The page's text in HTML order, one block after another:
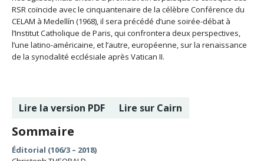
RSR coïncide avec le cinquantenaire de la célèbre Conférence du
CELAM à Medellín (1968), il sera précédé d’une soirée-débat à
l’Institut Catholique de Paris, qui confrontera deux perspectives,
l’une latino-américaine, et l’autre, européenne, sur la renaissance
de la synodalité ecclésiale après Vatican II.
Lire la version PDF Lire sur Cairn
Sommaire
Éditorial (106/3 – 2018)